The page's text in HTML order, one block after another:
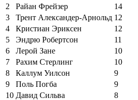
2
Райан Фрейзер
14
3
Трент Александер-Арнольд 12
4
Кристиан Эриксен
12
5
Эндрю Робертсон
11
6
Лерой Зане
10
7
Рахим Стерлинг
10
8
Каллум Уилсон
9
9
Поль Погба
9
10 Давид Сильва
8